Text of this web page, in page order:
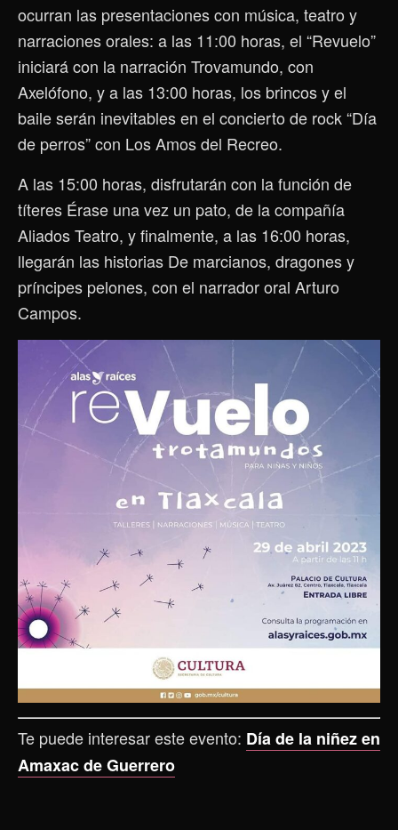
ocurran las presentaciones con música, teatro y
narraciones orales: a las 11:00 horas, el “Revuelo”
iniciará con la narración Trovamundo, con
Axelófono, y a las 13:00 horas, los brincos y el
baile serán inevitables en el concierto de rock “Día
de perros” con Los Amos del Recreo.
A las 15:00 horas, disfrutarán con la función de
títeres Érase una vez un pato, de la compañía
Aliados Teatro, y finalmente, a las 16:00 horas,
llegarán las historias De marcianos, dragones y
príncipes pelones, con el narrador oral Arturo
Campos.
Te puede interesar este evento: Día de la niñez en
Amaxac de Guerrero